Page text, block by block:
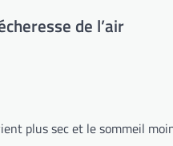
de l’air
plus sec et le sommeil